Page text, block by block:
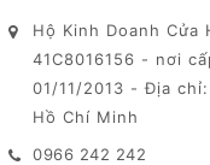
Hộ Kinh Doanh Cửa
41C8016156 - nơi
01/11/2013 - Địa
Hồ Chí Minh
0966 242 242